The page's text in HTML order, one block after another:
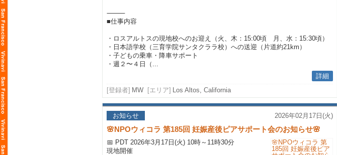
⸻
■仕事内容
・ロスアルトスの現地校へのお迎え（火、木：15:00頃 月、水：15:30頃）
・日本語学校（三育学院サンタクララ校）への送迎（片道約21km）
・子どもの乗車・降車サポート
・週２〜４日（...
詳細
[登録者] MW [エリア] Los Altos, California
お知らせ 2026年02月17日(火)
🌸NPOウィコラ 第185回 妊娠産後ピアサポート会のお知らせ🌸
📅 PDT 2026年3月17日(火) 10時～11時30分
現地開催